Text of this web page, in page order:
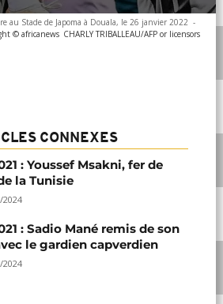
au Stade de Japoma à Douala, le 26 janvier 2022 -
© africanews CHARLY TRIBALLEAU/AFP or licensors
CONNEXES
: Youssef Msakni, fer de
la Tunisie
2024
: Sadio Mané remis de son
le gardien capverdien
2024